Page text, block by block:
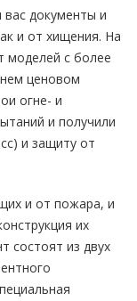
документы и
и от хищения. На
моделей с более
ценовом
огне- и
и получили
и защиту от
и от пожара, и
их
состоят из двух